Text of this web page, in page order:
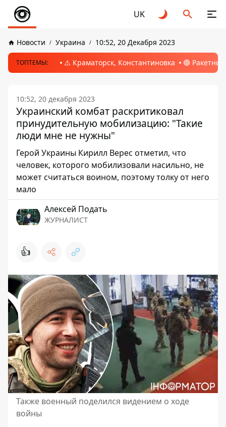
UK
Новости Украина 10:52, 20 Декабря 2023
ТОПТЕМЫ: ⚠️ Краматорск, Константиновка 🔴
10:52, 20 декабря 2023
Украинский комбат раскритиковал
принудительную мобилизацию: "Такие
люди мне не нужны"
Герой Украины Кирилл Верес отметил, что
человек, которого мобилизовали насильно, не
может считаться воином, поэтому толку от него
мало
Алексей Подать
ЖУРНАЛИСТ
👍
Также военный поделился видением о ходе
войны